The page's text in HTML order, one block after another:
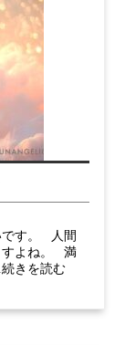
です。 人間
すよね。 満
きを読む